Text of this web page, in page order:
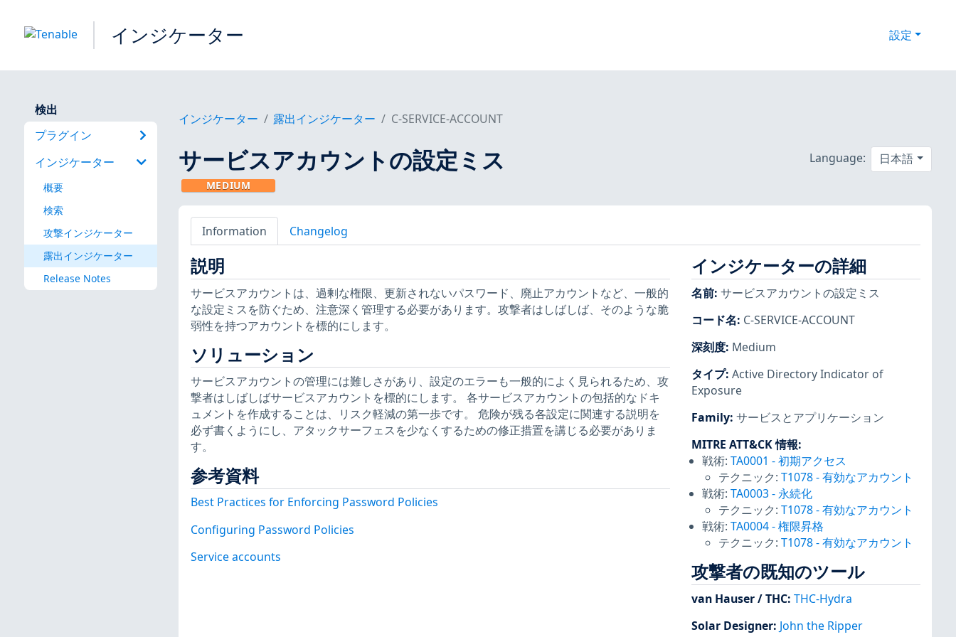
インジケーター 設定
検出
プラグイン
インジケーター
概要
検索
攻撃インジケーター
露出インジケーター
Release Notes
インジケーター 露出インジケーター C-SERVICE-ACCOUNT
サービスアカウントの設定ミス
MEDIUM
Language: 日本語
Information Changelog
説明
サービスアカウントは、過剰な権限、更新されないパスワード、廃止アカウントなど、一般的
な設定ミスを防ぐため、注意深く管理する必要があります。攻撃者はしばしば、そのような脆
弱性を持つアカウントを標的にします。
ソリューション
サービスアカウントの管理には難しさがあり、設定のエラーも一般的によく見られるため、攻
撃者はしばしばサービスアカウントを標的にします。 各サービスアカウントの包括的なドキ
ュメントを作成することは、リスク軽減の第一歩です。 危険が残る各設定に関連する説明を
必ず書くようにし、アタックサーフェスを少なくするための修正措置を講じる必要がありま
す。
参考資料
Best Practices for Enforcing Password Policies
Configuring Password Policies
Service accounts
インジケーターの詳細
名前: サービスアカウントの設定ミス
コード名: C-SERVICE-ACCOUNT
深刻度: Medium
タイプ: Active Directory Indicator of
Exposure
Family: サービスとアプリケーション
MITRE ATT&CK 情報:
戦術:TA0001 -初期アクセス
テクニック: T1078-有効なアカウント
戦術:TA0003- 永続化
テクニック: T1078-有効なアカウント
戦術:TA0004-権限昇格
テクニック: T1078-有効なアカウント
攻撃者の既知のツール
van Hauser / THC: THC-Hydra
Solar Designer: John the Ripper